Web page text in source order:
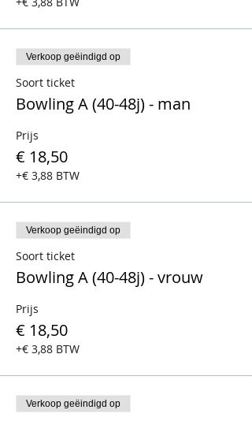
Verkoop geëindigd op
Soort ticket
Bowling A (40-48j) - man
Prijs
€ 18,50
+€ 3,88 BTW
Verkoop geëindigd op
Soort ticket
Bowling A (40-48j) - vrouw
Prijs
€ 18,50
+€ 3,88 BTW
Verkoop geëindigd op